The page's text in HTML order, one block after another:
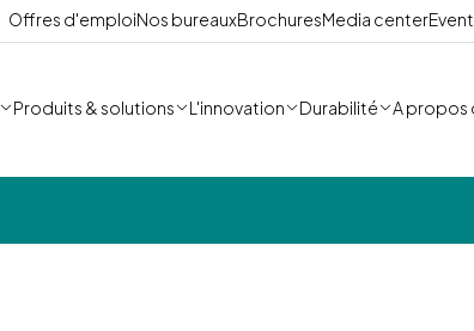
Offres d'emploiNos bureauxBrochuresMedia center
Produits & solutions L'innovation Durabilité A propos